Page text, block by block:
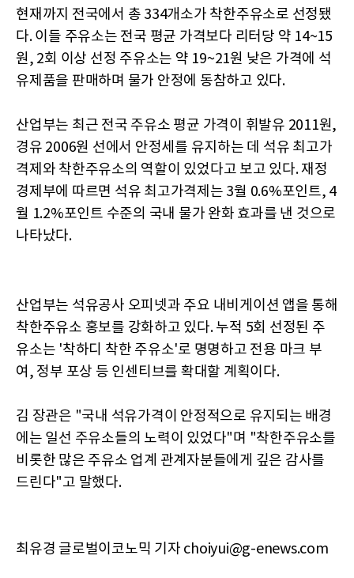
현재까지 전국에서 총 334개소가 착한주유소로 선정됐
다. 이들 주유소는 전국 평균 가격보다 리터당 약 14~15
원, 2회 이상 선정 주유소는 약 19~21원 낮은 가격에 석
유제품을 판매하며 물가 안정에 동참하고 있다.
산업부는 최근 전국 주유소 평균 가격이 휘발유 2011원,
경유 2006원 선에서 안정세를 유지하는 데 석유 최고가
격제와 착한주유소의 역할이 있었다고 보고 있다. 재정
경제부에 따르면 석유 최고가격제는 3월 0.6%포인트, 4
월 1.2%포인트 수준의 국내 물가 완화 효과를 낸 것으로
나타났다.
산업부는 석유공사 오피넷과 주요 내비게이션 앱을 통해
착한주유소 홍보를 강화하고 있다. 누적 5회 선정된 주
유소는 '착하디 착한 주유소'로 명명하고 전용 마크 부
여, 정부 포상 등 인센티브를 확대할 계획이다.
김 장관은 "국내 석유가격이 안정적으로 유지되는 배경
에는 일선 주유소들의 노력이 있었다"며 "착한주유소를
비롯한 많은 주유소 업계 관계자분들에게 깊은 감사를
드린다"고 말했다.
최유경 글로벌이코노믹 기자 choiyui@g-enews.com